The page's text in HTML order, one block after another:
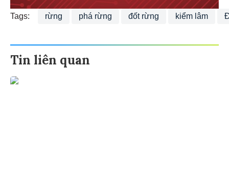
Tags: rừng phá rừng đốt rừng kiểm lâm
Tin liên quan